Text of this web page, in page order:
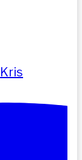
Kris